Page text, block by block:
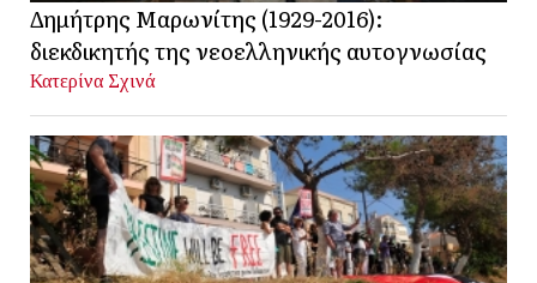
Δημήτρης Μαρωνίτης (1929-2016):
διεκδικητής της νεοελληνικής αυτογνωσίας
Κατερίνα Σχινά